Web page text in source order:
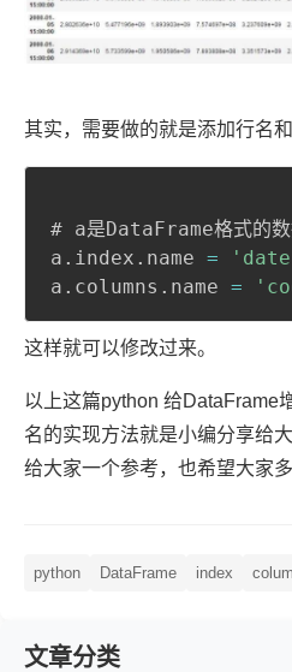
其实，需要做的就是添加行名
# a是DataFrame格式的
a . index . name =
a . columns . name =
这样就可以修改过来。
以上这篇python 给DataFrame
名的实现方法就是小编分享给
给大家一个参考，也希望大家
python DataFrame index
文章分类